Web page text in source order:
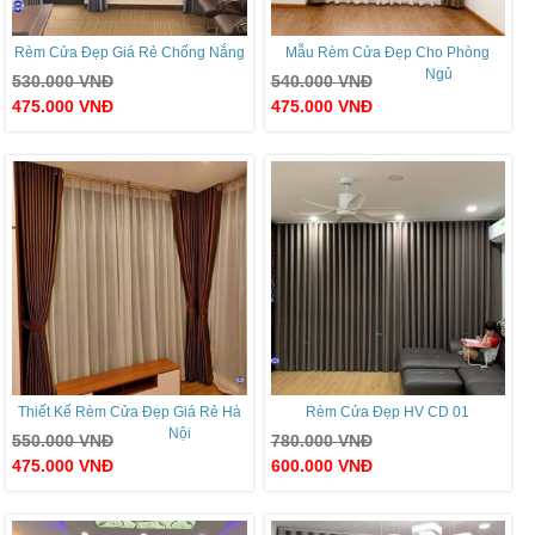
Rèm Cửa Đẹp Giá Rẻ Chống Nắng
530.000VNĐ
475.000 VNĐ
Mẫu Rèm Cửa Đẹp Cho Phòng
Ngủ
540.000VNĐ
475.000 VNĐ
Thiết Kế Rèm Cửa Đẹp Giá Rẻ Hà
Nội
550.000VNĐ
475.000 VNĐ
Rèm Cửa Đẹp HV CD 01
780.000VNĐ
600.000 VNĐ